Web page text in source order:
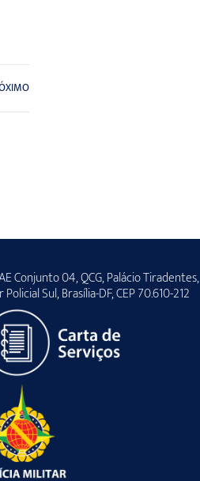
Conjunto 04, QCG, Palácio Tiradentes,
Sul, Brasília-DF, CEP 70.610-212